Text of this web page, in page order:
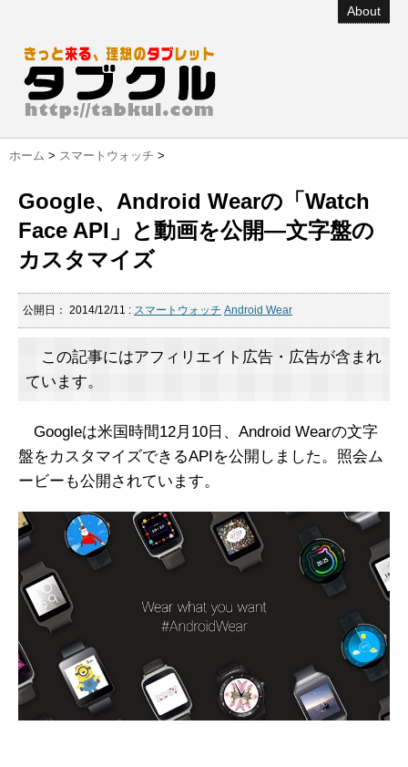
About
ホーム > スマートウォッチ >
Google、Android Wearの「Watch
Face API」と動画を公開―文字盤の
カスタマイズ
公開日： 2014/12/11 : スマートウォッチ Android Wear
この記事にはアフィリエイト広告・広告が含まれ
ています。
Googleは米国時間12月10日、Android Wearの文字
盤をカスタマイズできるAPIを公開しました。照会ム
ービーも公開されています。